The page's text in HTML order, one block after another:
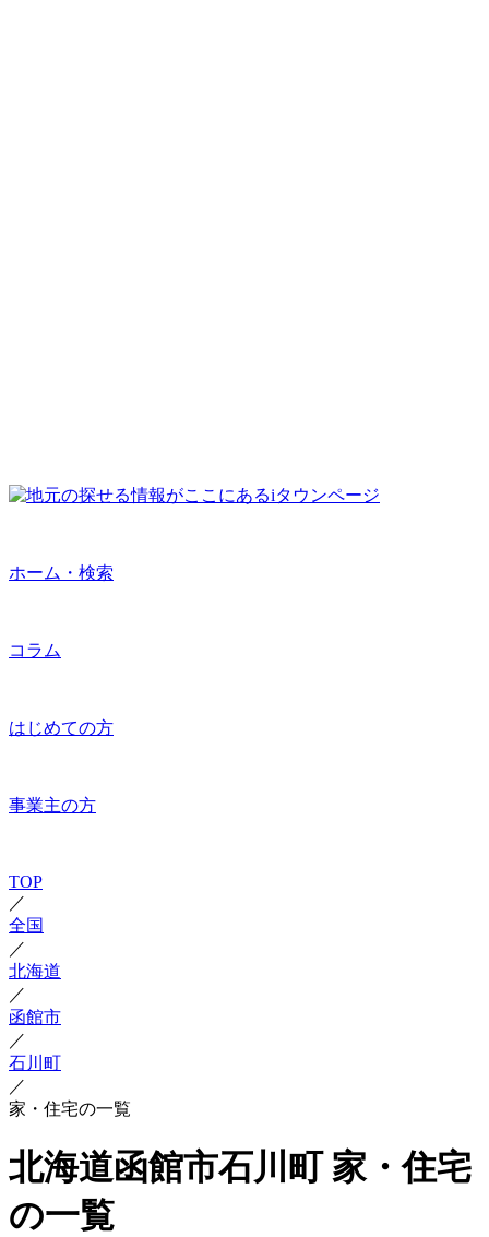
ホーム・検索
コラム
はじめての方
事業主の方
TOP
／
全国
／
北海道
／
函館市
／
石川町
／
家・住宅の一覧
北海道函館市石川町 家・住宅
の一覧